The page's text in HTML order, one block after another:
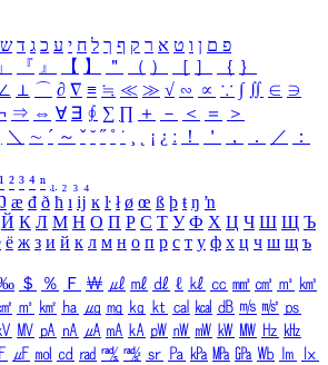
פ ם ן ו ט א ר ק ף ך ל ח י ע כ ג ד ש
」 『 』 【 】 ＂ （ ） ［ ］ ｛ ｝
⊥ ⌒ ∂ ∇ ≡ ≒ ≪ ≫ √ ∽ ∝ ∵ ∫ ∬ ∈ ∋
⇒ ⇔ ∀ ∃ ∮ ∑ ∏ ＋ － ＜ ＝
＞
＼ ∼ ´ ～ ˇ ˘ ˝ ˚ ˙ ¸ ¡ ¿ ː ！ ＇ ， ． ／
：
¹ ² ³ ⁴ ⁿ ₁ ₂ ₃ ₄
æ đ ð ħ ı ĳ ĸ ŀ ł ø œ ß þ ŧ ŋ ŉ
Й К Л М Н О П Р С Т У Ф Х Ц Ч Ш Щ Ъ
ё ж з и й к л м н о п р с т у ф х ц ч ш щ ъ
＄ ％ Ｆ ￦ ㎕ ㎖ ㎗ ℓ ㎘ ㏄ ㎣ ㎤ ㎥ ㎦
㎡ ㎢ ㏊ ㎍ ㎎ ㎏ ㏏ ㎈ ㎉ ㏈ ㎧ ㎨ ㎰
㎹ ㎀ ㎁ ㎂ ㎃ ㎄ ㎺ ㎻ ㎽ ㎾ ㎿ ㎐ ㎑
㎌ ㏖ ㏅ ㎭ ㎮ ㎯ ㏛ ㎩ ㎪ ㎫ ㎬ ㏝ ㏐
㏓